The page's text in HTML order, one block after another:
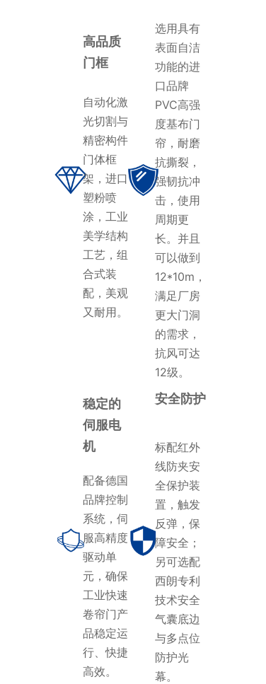
高品质
门框
自动化激
光切割与
精密构件
门体框
架，进口
塑粉喷
涂，工业
美学结构
工艺，组
合式装
配，美观
又耐用。
选用具有
表面自洁
功能的进
口品牌
PVC高强
度基布门
帘，耐磨
抗撕裂，
强韧抗冲
击，使用
周期更
长。并且
可以做到
12*10m，
满足厂房
更大门洞
的需求，
抗风可达
12级。
稳定的
伺服电
机
配备德国
品牌控制
系统，伺
服高精度
驱动单
元，确保
工业快速
卷帘门产
品稳定运
行、快捷
高效。
安全防护
标配红外
线防夹安
全保护装
置，触发
反弹，保
障安全；
另可选配
西朗专利
技术安全
气囊底边
与多点位
防护光
幕。